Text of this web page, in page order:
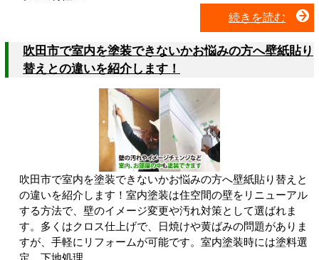
続きを読む
吹田市で室内を塗装できないかお悩みの方へ壁紙貼り
替えとの違いを紹介します！
吹田市で室内を塗装できないかお悩みの方へ壁紙貼り替えと
の違いを紹介します！室内塗装は住空間の壁をリニューアル
する方法で、壁のイメージ変更や汚れ対策として選ばれま
す。多くはクロス仕上げで、日焼けや黄ばみの問題がありま
すが、手軽にリフォームが可能です。室内塗装時には塗料選
定、下地処理…